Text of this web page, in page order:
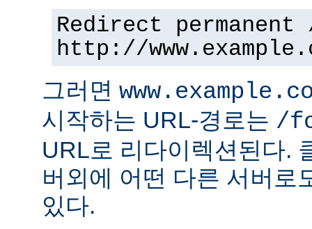
Redirect
http://
그러면
시작하는 URL-경로는 /
URL로 리다이렉션된다.
버외에 어떤 다른 서버로
있다.